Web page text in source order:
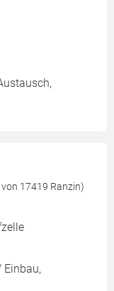
17419 Ranzin)
Einbau,